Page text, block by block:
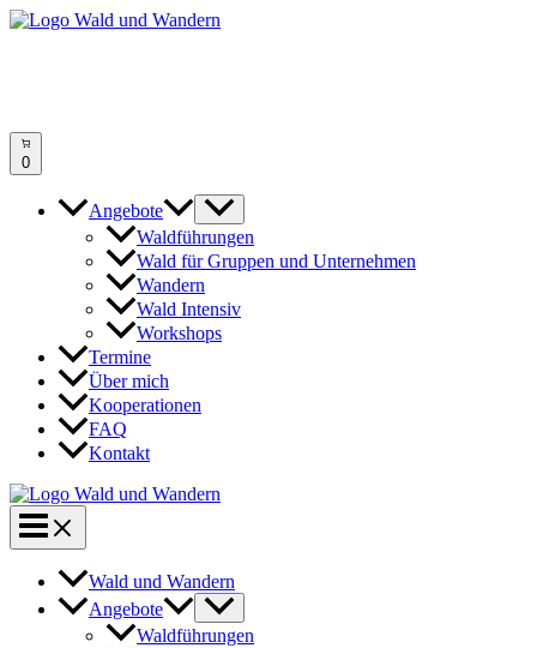
Zum
0
Angebote
Waldführungen
Wald für Gruppen und Unternehmen
Wandern
Wald Intensiv
Workshops
Termine
Über mich
Kooperationen
FAQ
Kontakt
Wald und Wandern
Angebote
Waldführungen